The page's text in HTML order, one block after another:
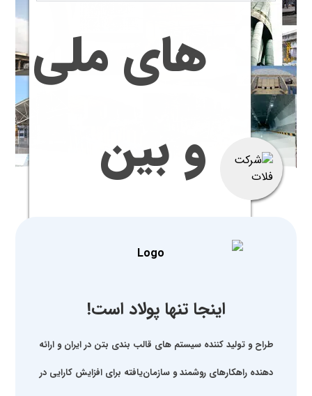
های ملی
و بین
المللی
عمرانی -
اینجا تنها پولاد است!
طراح و تولید کننده سیستم های قالب بندی بتن در ایران و ارائه
دهنده راهکارهای روشمند و سازمان‌یافته برای افزایش کارایی در